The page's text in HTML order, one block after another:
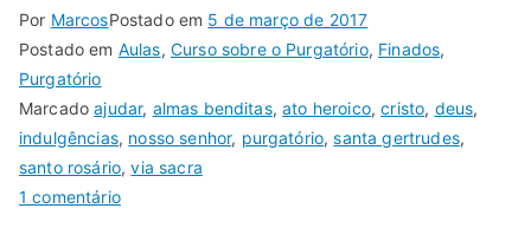
Por MarcosPostado em 5 de março de 2017
Postado em Aulas, Curso sobre o Purgatório, Finados,
Purgatório
Marcadoajudar, almas benditas,ato heroico,cristo, deus,
indulgências, nosso senhor, purgatório,santa gertrudes,
santo rosário,via sacra
1 comentário